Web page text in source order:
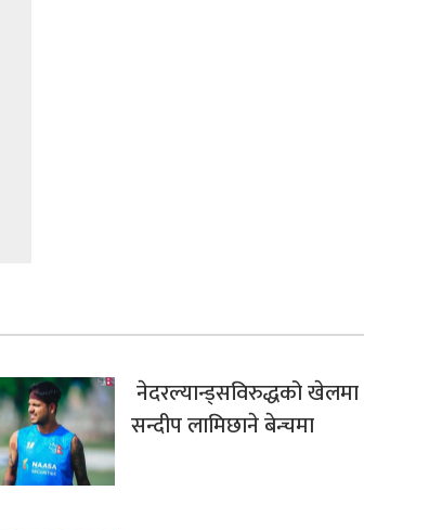
नेदरल्यान्ड्सविरुद्धको खेलमा
सन्दीप लामिछाने बेन्चमा